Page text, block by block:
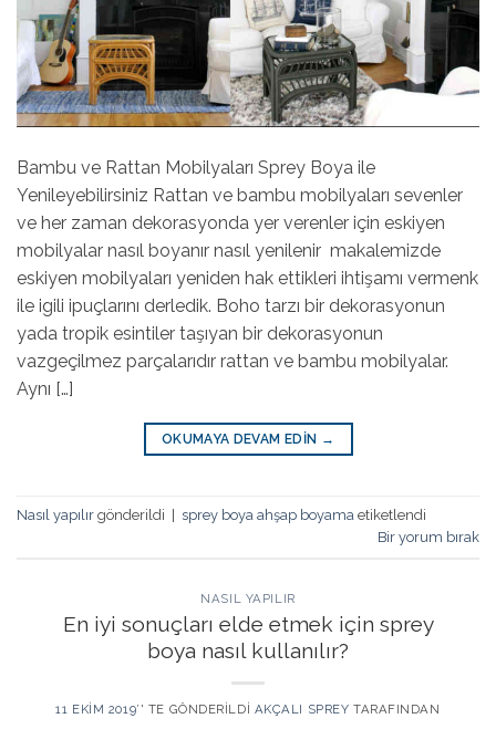
Bambu ve Rattan Mobilyaları Sprey Boya ile
Yenileyebilirsiniz Rattan ve bambu mobilyaları sevenler
ve her zaman dekorasyonda yer verenler için eskiyen
mobilyalar nasıl boyanır nasıl yenilenir makalemizde
eskiyen mobilyaları yeniden hak ettikleri ihtişamı vermenk
ile igili ipuçlarını derledik. Boho tarzı bir dekorasyonun
yada tropik esintiler taşıyan bir dekorasyonun
vazgeçilmez parçalarıdır rattan ve bambu mobilyalar.
Aynı […]
OKUMAYA DEVAM EDIN →
Nasıl yapılır gönderildi sprey boya ahşap boyama etiketlendi
Bir yorum bırak
NASIL YAPILIR
En iyi sonuçları elde etmek için sprey
boya nasıl kullanılır?
11 EKIM 2019’' TE GÖNDERILDI AKÇALI SPREY TARAFINDAN